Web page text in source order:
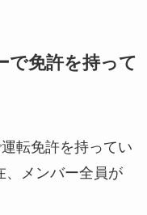
で免許を持って
転免許を持ってい
、メンバー全員が